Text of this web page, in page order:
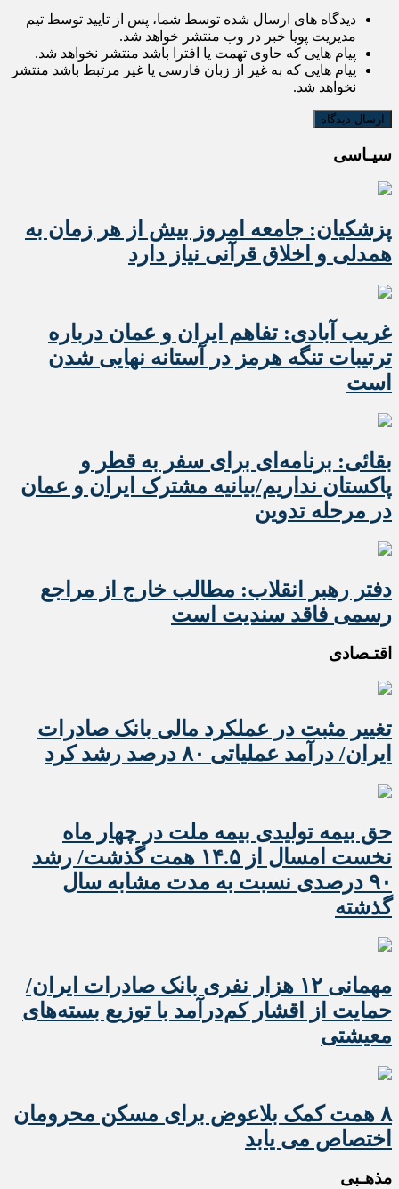
دیدگاه های ارسال شده توسط شما، پس از تایید توسط تیم
مدیریت پویا خبر در وب منتشر خواهد شد.
پیام هایی که حاوی تهمت یا افترا باشد منتشر نخواهد شد.
پیام هایی که به غیر از زبان فارسی یا غیر مرتبط باشد منتشر
نخواهد شد.
سیـاسی
پزشکیان: جامعه امروز بیش از هر زمان به
همدلی و اخلاق قرآنی نیاز دارد
غریب آبادی: تفاهم ایران و عمان درباره
ترتیبات تنگه هرمز در آستانه نهایی شدن
است
بقائی: برنامه‌ای برای سفر به قطر و
پاکستان نداریم/بیانیه مشترک ایران و عمان
در مرحله تدوین
دفتر رهبر انقلاب: مطالب خارج از مراجع
رسمی فاقد سندیت است
اقتـصادی
تغییر مثبت در عملکرد مالی بانک صادرات
ایران/ درآمد عملیاتی ۸۰ درصد رشد کرد
حق بیمه تولیدی بیمه ملت در چهار ماه
نخست امسال از ۱۴.۵ همت گذشت/ رشد
۹۰ درصدی نسبت به مدت مشابه سال
گذشته
مهمانی ۱۲ هزار نفری بانک صادرات ایران/
حمایت از اقشار کم‌درآمد با توزیع بسته‌های
معیشتی
۸ همت کمک بلاعوض برای مسکن محرومان
اختصاص می یابد
مذهـبی